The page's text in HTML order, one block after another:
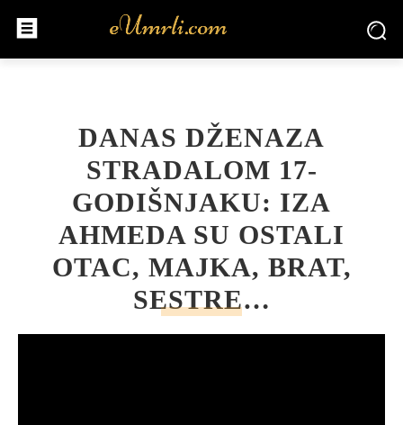
DANAS DŽENAZA
STRADALOM 17-
GODIŠNJAKU: IZA
AHMEDA SU OSTALI
OTAC, MAJKA, BRAT,
SESTRE…